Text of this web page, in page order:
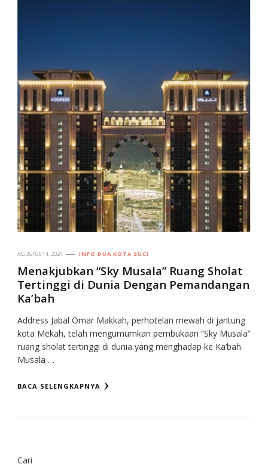
AGUSTUS 14, 2024 INFO DUA KOTA SUCI
Menakjubkan “Sky Musala” Ruang Sholat
Tertinggi di Dunia Dengan Pemandangan
Ka’bah
Address Jabal Omar Makkah, perhotelan mewah di jantung
kota Mekah, telah mengumumkan pembukaan “Sky Musala”
ruang sholat tertinggi di dunia yang menghadap ke Ka’bah.
Musala …
BACA SELENGKAPNYA
Cari